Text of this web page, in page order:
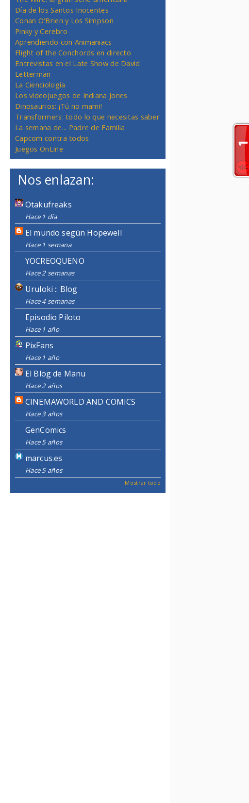
Día de los Santos Inocentes
Conan O'Brien y Los Simpson
Pinky y Cerebro
Aprendiendo con Animaniacs
Flight of the Conchords en directo
Entrevistas en el Late Show de David
Letterman
La Cienciología
Los videojuegos de Indiana Jones
Dinosaurios: ¡Tú no mami!
Transformers: todo lo que necesitas saber
La semana de... Padre de Familia
Capcom contra todos
Juegos OnLine
Nos enlazan:
Otakufreaks
Hace 1 día
El mundo según Hopewell
Hace 1 semana
YOCREOQUENO
Hace 2 semanas
Uruloki :: Blog
Hace 4 semanas
Episodio Piloto
Hace 1 año
PixFans
Hace 1 año
El Blog de Manu
Hace 2 años
CINEMAWORLD AND COMICS
Hace 3 años
GenComics
Hace 5 años
marcus.es
Hace 5 años
Mostrar todo